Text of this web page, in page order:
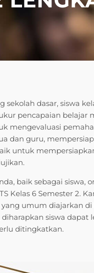
dasar, siswa
pencapaian belajar
mengevaluasi
dan guru,
untuk
baik sebagai siswa,
Kelas 6 Semester 2.
umum diajarkan
siswa
ditingkatkan.